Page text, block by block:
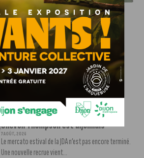
INFOS SPORT
DFCO : Rencontre avec Pierre-Henri
Deballon, l’artisan de la montée en
Ligue 2
7 AOÛT, 2026
Le DFCO est de retour en Ligue 2 après trois ans
d’absence. La saison...
INFOS,SPORT
Nouvelle arrivée à la JDA Basket,
Shevon Thompson est dijonnais
7 AOÛT, 2026
Le mercato estival de la JDA n’est pas encore terminé.
Une nouvelle recrue vient...